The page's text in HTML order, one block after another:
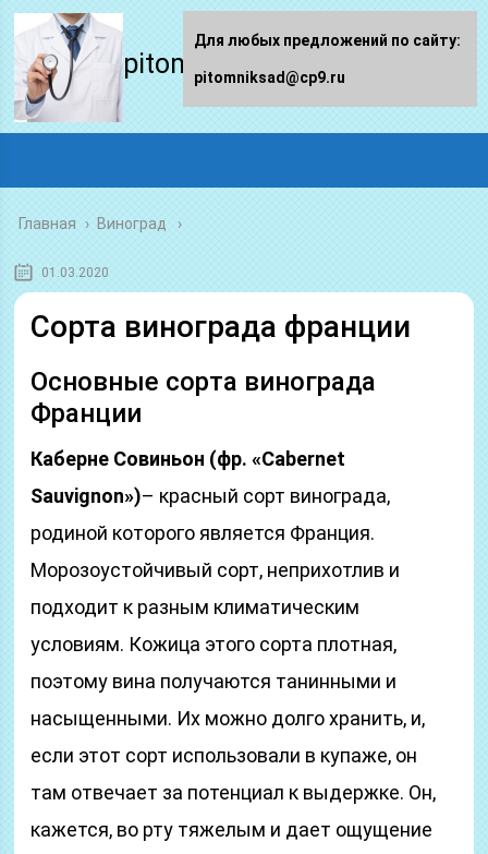
pitomniksad.ru
Главная › Виноград
01.03.2020
Сорта винограда франции
Основные сорта винограда
Франции
Каберне Совиньон (фр. «Cabernet
Sauvignon»)– красный сорт винограда,
родиной которого является Франция.
Морозоустойчивый сорт, неприхотлив и
подходит к разным климатическим
условиям. Кожица этого сорта плотная,
поэтому вина получаются танинными и
насыщенными. Их можно долго хранить, и,
если этот сорт использовали в купаже, он
там отвечает за потенциал к выдержке. Он,
кажется, во рту тяжелым и дает ощущение
Для любых предложений по сайту:
pitomniksad@cp9.ru